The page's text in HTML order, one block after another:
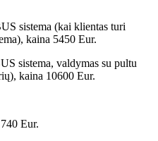
sistema (kai klientas turi
kaina 5450 Eur.
sistema, valdymas su pultu
kaina 10600 Eur.
Eur.